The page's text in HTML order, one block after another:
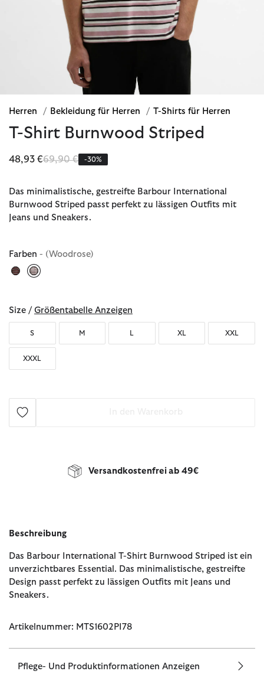
Herren / Bekleidung für Herren / T-Shirts für Herren
T-Shirt Burnwood Striped
48,93 €Reduziert von
69,90 €bis-30%
Das minimalistische, gestreifte Barbour International
Burnwood Striped passt perfekt zu lässigen Outfits mit
Jeans und Sneakers.
Farben - (Woodrose)
Size / Größentabelle Anzeigen
S M L XL XXL
XXXL
Versandkostenfrei ab 49€
Beschreibung
Das Barbour International T-Shirt Burnwood Striped ist ein
unverzichtbares Essential. Das minimalistische, gestreifte
Design passt perfekt zu lässigen Outfits mit Jeans und
Sneakers.
Artikelnummer: MTS1602PI78
Pflege- Und Produktinformationen Anzeigen